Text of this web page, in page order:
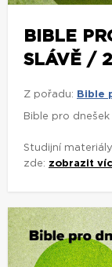
BIBLE
SLÁVĚ /
Z pořadu: Bible
Bible pro
Studijní
zde: zobrazit